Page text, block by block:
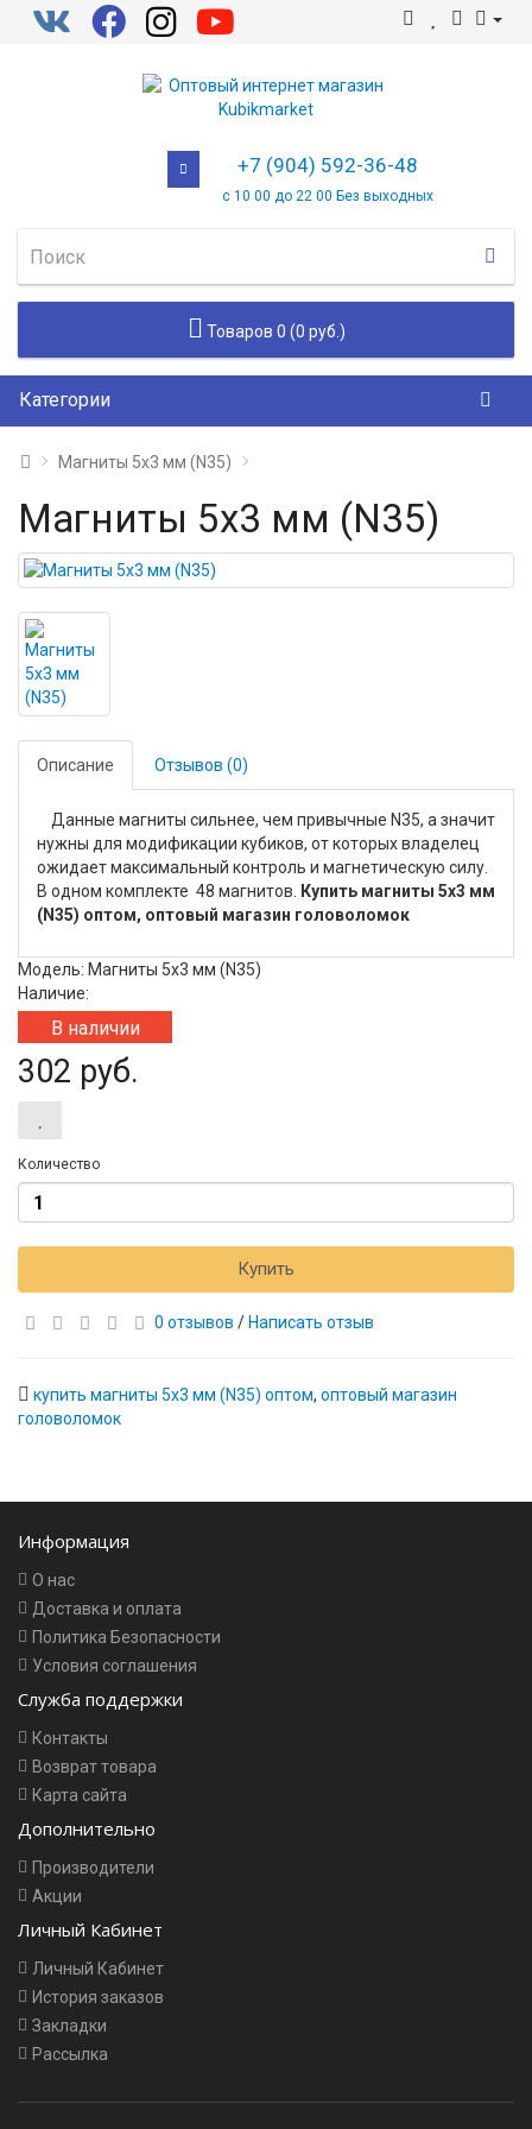
+7 (904) 592-36-48
с 10 00 до 22 00 Без выходных
Товаров 0 (0 руб.)
Категории
Магниты 5x3 мм (N35)
Магниты 5x3 мм (N35)
Описание Отзывов (0)
Данные магниты сильнее, чем привычные N35, а значит
нужны для модификации кубиков, от которых владелец
ожидает максимальный контроль и магнетическую силу.
В одном комплекте 48 магнитов.
Купить магниты 5x3 мм
(N35) оптом, оптовый магазин головоломок
Модель: Магниты 5x3 мм (N35)
Наличие:
В наличии
302 руб.
Количество
Купить
0 отзывов / Написать отзыв
купить магниты 5x3 мм (N35) оптом, оптовый магазин
головоломок
Информация
О нас
Доставка и оплата
Политика Безопасности
Условия соглашения
Служба поддержки
Контакты
Возврат товара
Карта сайта
Дополнительно
Производители
Акции
Личный Кабинет
Личный Кабинет
История заказов
Закладки
Рассылка